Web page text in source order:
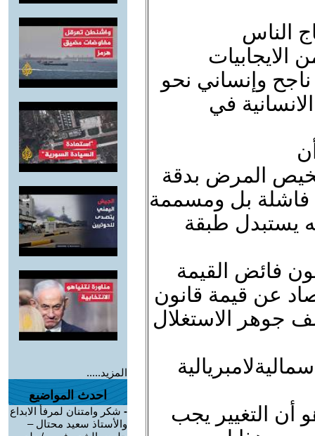
الناس
الايجابيات
ناجح وإنساني نحو
في
المرض بدقة
فاشلة بل ومسممة
يستبدل طبقة
فائض القيمة
عن قيمة قانون
جوهر الاستغلال
أن التغيير يجب
المزيد.....
احدث المواضيع
- شكر وامتنان لمرفأ الابداع
والأستاذ سعيد محتال –